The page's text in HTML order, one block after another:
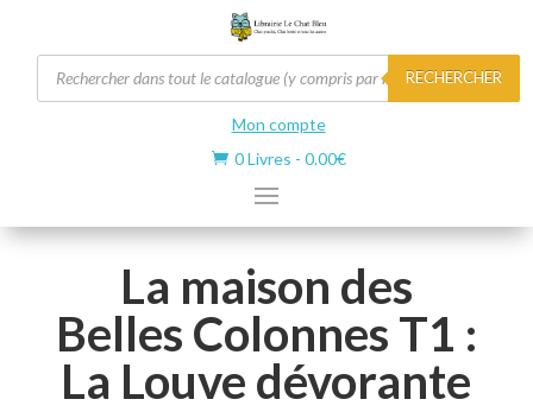
Recherche
de
produits
RECHERCHER
Mon compte
 0 Livres - 0.00€
La maison des
Belles Colonnes T1 :
La Louve dévorante